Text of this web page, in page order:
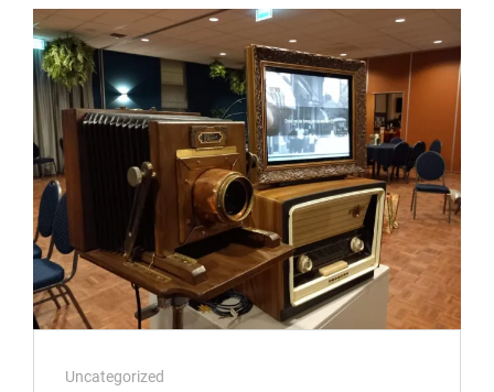
JOUW
EVENEMENT
IN
UTRECHT
Cat
Uncategorized